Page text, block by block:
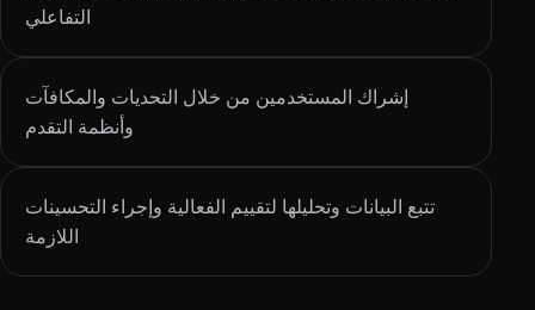
التفاعلي
إشراك المستخدمين من خلال التحديات والمكافآت
وأنظمة التقدم
تتبع البيانات وتحليلها لتقييم الفعالية وإجراء التحسينات
اللازمة